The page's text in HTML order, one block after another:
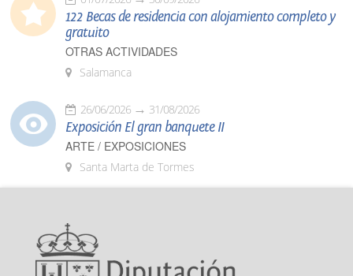
122 Becas de residencia con alojamiento completo y
gratuito
OTRAS ACTIVIDADES
Salamanca
26/06/2026 31/08/2026
Exposición El gran banquete II
ARTE / EXPOSICIONES
Santa Marta de Tormes